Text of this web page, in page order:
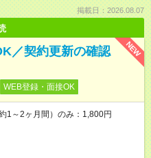
掲載日：2026.08.07
NEW
／契約更新の確認
WEB登録・面接OK
～2ヶ月間）のみ：1,800円